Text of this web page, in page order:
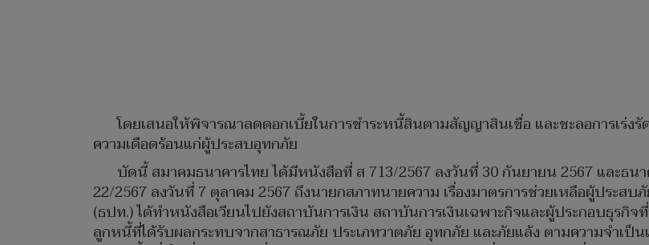
โดยเสนอให้พิจารณาลดดอกเบี้ยในการชำระหนี้สินตามสัญญาสินเชื่อ และชะลอการเร่
ความเดือดร้อนแก่ผู้ประสบอุทกภัย
บัดนี้ สมาคมธนาคารไทย ได้มีหนังสือที่ ส 713/2567 ลงวันที่ 30 กันยายน 2567 และธน
22/2567 ลงวันที่ 7 ตุลาคม 2567 ถึงนายกสภาทนายความ เรื่องมาตรการช่วยเหลือผู้ประส
(ธปท.) ได้ทำหนังสือเวียนไปยังสถาบันการเงิน สถาบันการเงินเฉพาะกิจและผู้ประกอบธุรกิ
ลูกหนี้ที่ได้รับผลกระทบจากสาธารณภัย ประเภทวาตภัย อุทกภัย และภัยแล้ง ตามความจำเป็